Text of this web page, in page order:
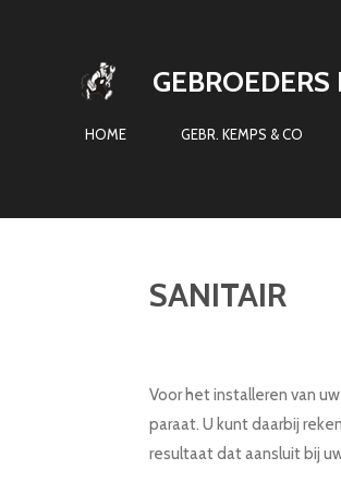
hoofdinhoudHOME GEBR. KEMPS & CO
SANITAIR
Voor het installeren van uw
paraat. U kunt daarbij
resultaat dat aansluit bij